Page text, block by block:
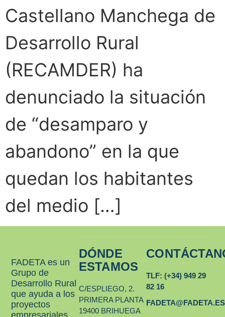
Castellano Manchega de
Desarrollo Rural
(RECAMDER) ha
denunciado la situación
de “desamparo y
abandono” en la que
quedan los habitantes
del medio […]
FADETA es un
Grupo de
Desarrollo Rural
que ayuda a los
proyectos
DÓNDE
ESTAMOS
C/ESPLIEGO, 2.
PRIMERA PLANTA
19400 BRIHUEGA
TLF: (+34) 949 29
82 16
FADETA@FADETA.ES